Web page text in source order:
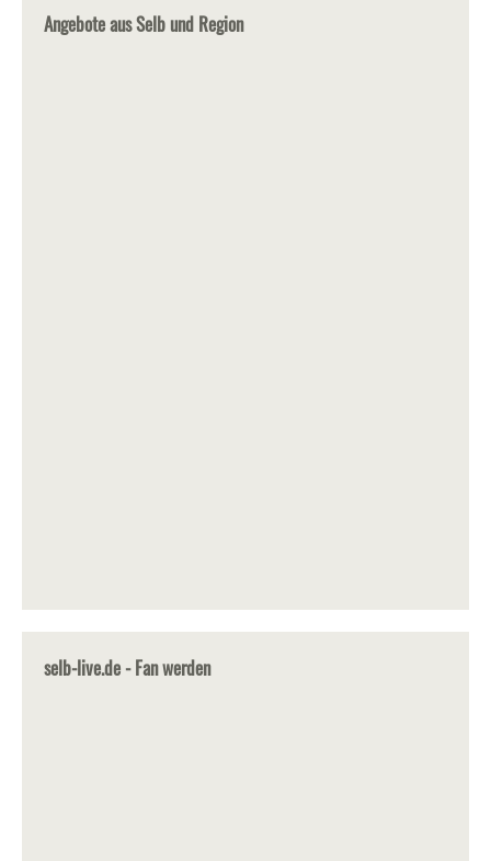
Angebote aus Selb und Region
selb-live.de - Fan werden